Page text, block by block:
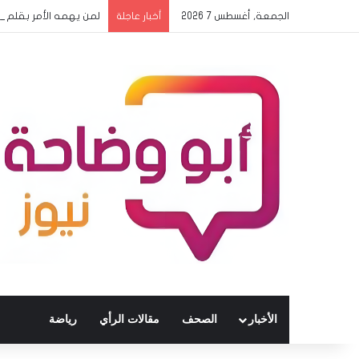
الجمعة, أغسطس 7 2026 أخبار عاجلة لمن يهمه الأمر
الأخبار الصحف مقالات الرأي رياضة